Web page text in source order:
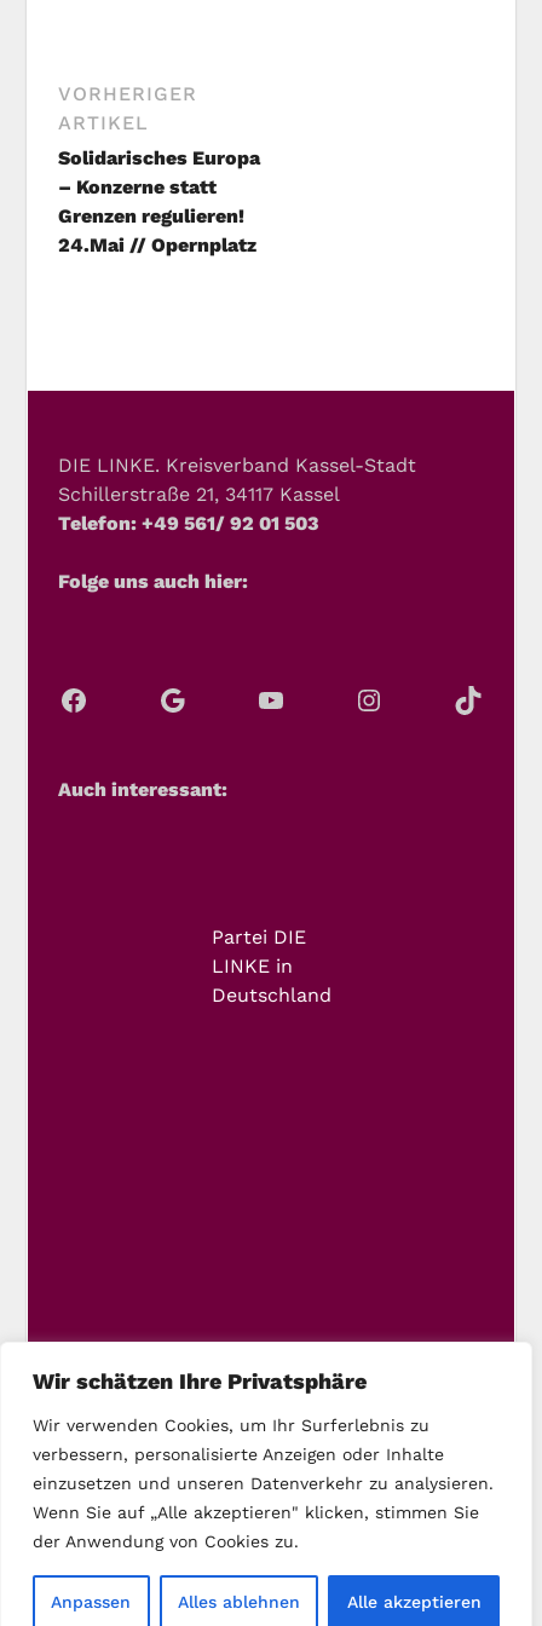
Wir schätzen Ihre Privatsphäre
Wir verwenden Cookies, um Ihr Surferlebnis zu
verbessern, personalisierte Anzeigen oder Inhalte
einzusetzen und unseren Datenverkehr zu analysieren.
Wenn Sie auf „Alle akzeptieren" klicken, stimmen Sie
der Anwendung von Cookies zu.
Anpassen Alles ablehnen Alle akzeptieren
VORHERIGER
ARTIKEL
Solidarisches Europa
– Konzerne statt
Grenzen regulieren!
24.Mai // Opernplatz
DIE LINKE. Kreisverband Kassel-Stadt
Schillerstraße 21, 34117 Kassel
Telefon: +49 561/ 92 01 503
Folge uns auch hier:
Auch interessant:
Partei DIE
LINKE in
Deutschland
Copyright © 2025 DIE LINKE Kassel-Stadt
Startseite Datenschutz